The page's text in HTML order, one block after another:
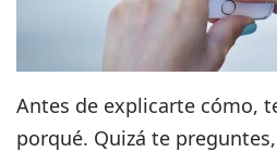
Antes de explicarte cómo,
porqué. Quizá te